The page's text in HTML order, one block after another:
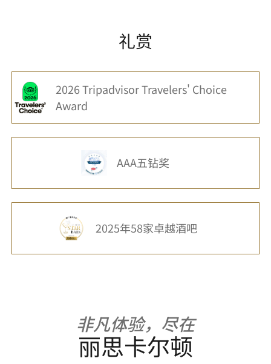
礼赏
2026 Tripadvisor Travelers' Choice
Award
AAA五钻奖
2025年58家卓越酒吧
非凡体验，尽在
丽思卡尔顿